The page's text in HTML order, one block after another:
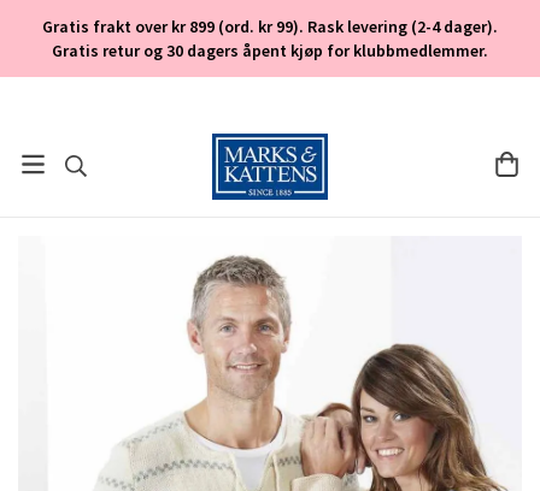
Gratis frakt over kr 899 (ord. kr 99). Rask levering (2-4 dager).
Gratis retur og 30 dagers åpent kjøp for klubbmedlemmer.